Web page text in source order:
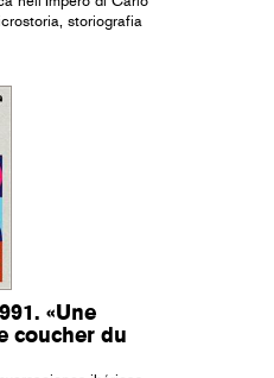
storiografia
«Une
coucher du